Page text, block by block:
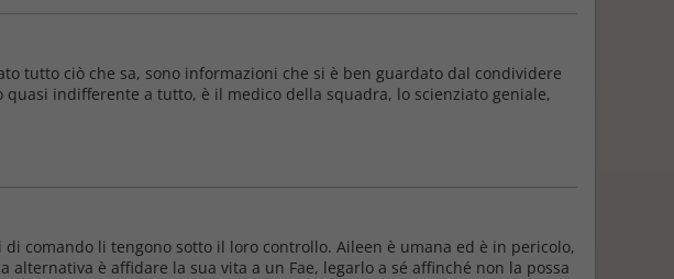
tutto ciò che sa, sono informazioni che si è ben guardato dal condividere
indifferente a tutto, è il medico della squadra, lo scienziato geniale,
comando li tengono sotto il loro controllo. Aileen è umana ed è in pericolo,
è affidare la sua vita a un Fae, legarlo a sé affinché non la possa